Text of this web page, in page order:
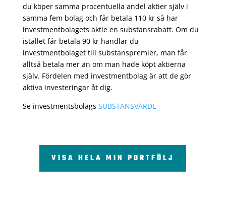
du köper samma procentuella andel aktier själv i
samma fem bolag och får betala 110 kr så har
investmentbolagets aktie en substansrabatt. Om du
istället får betala 90 kr handlar du
investmentbolaget till substanspremier, man får
alltså betala mer än om man hade köpt aktierna
själv. Fördelen med investmentbolag är att de gör
aktiva investeringar åt dig.
Se investmentsbolags SUBSTANSVÄRDE
VISA HELA MIN PORTFÖLJ